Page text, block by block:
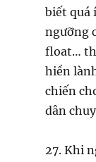
biết quá
ngưỡng
float…
hiền
chiến
dân
27. Khi